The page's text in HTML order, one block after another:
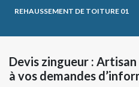
REHAUSSEMENT DE TOITURE 01
Devis zingueur :
à vos demandes